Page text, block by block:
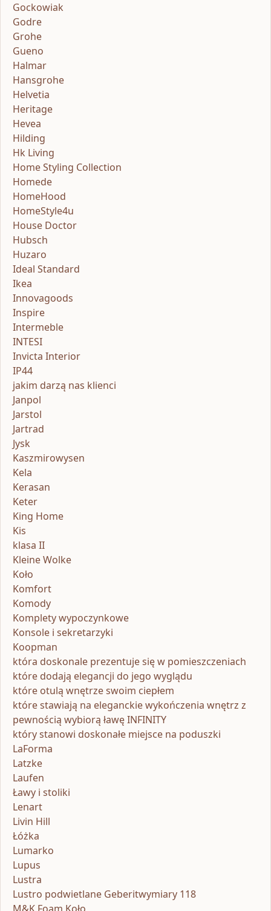
Gockowiak
Godre
Grohe
Gueno
Halmar
Hansgrohe
Helvetia
Heritage
Hevea
Hilding
Hk Living
Home Styling Collection
Homede
HomeHood
HomeStyle4u
House Doctor
Hubsch
Huzaro
Ideal Standard
Ikea
Innovagoods
Inspire
Intermeble
INTESI
Invicta Interior
IP44
jakim darzą nas klienci
Janpol
Jarstol
Jartrad
Jysk
Kaszmirowysen
Kela
Kerasan
Keter
King Home
Kis
klasa II
Kleine Wolke
Koło
Komfort
Komody
Komplety wypoczynkowe
Konsole i sekretarzyki
Koopman
która doskonale prezentuje się w pomieszczeniach
które dodają elegancji do jego wyglądu
które otulą wnętrze swoim ciepłem
które stawiają na eleganckie wykończenia wnętrz z
pewnością wybiorą ławę INFINITY
który stanowi doskonałe miejsce na poduszki
LaForma
Latzke
Laufen
Ławy i stoliki
Lenart
Livin Hill
Łóżka
Lumarko
Lupus
Lustra
Lustro podwietlane Geberitwymiary 118